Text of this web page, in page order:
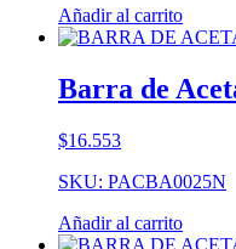
Añadir al carrito
Barra de
$16.553
SKU: PACBA0025N
Añadir al carrito